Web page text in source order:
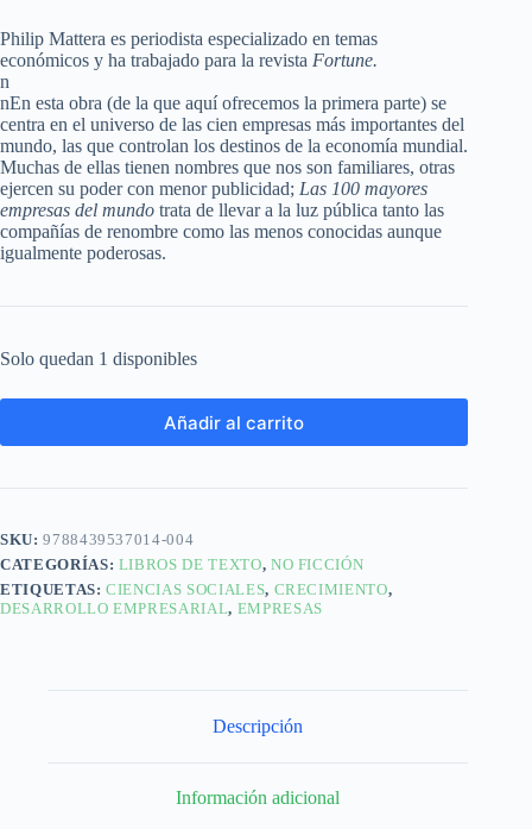
Philip Mattera es periodista especializado en temas
económicos y ha trabajado para la revista Fortune.
n
nEn esta obra (de la que aquí ofrecemos la primera parte) se
centra en el universo de las cien empresas más importantes del
mundo, las que controlan los destinos de la economía mundial.
Muchas de ellas tienen nombres que nos son familiares, otras
ejercen su poder con menor publicidad; Las 100 mayores
empresas del mundo trata de llevar a la luz pública tanto las
compañías de renombre como las menos conocidas aunque
igualmente poderosas.
Solo quedan 1 disponibles
Añadir al carrito
SKU:9788439537014-004
CATEGORÍAS: LIBROS DE TEXTO, NO FICCIÓN
ETIQUETAS:CIENCIAS SOCIALES, CRECIMIENTO,
DESARROLLO EMPRESARIAL, EMPRESAS
Descripción
Información adicional